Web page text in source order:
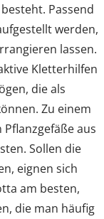
Passend
werden,
lassen.
Kletterhilfen
die als
Zu einem
aus
Sollen die
eignen sich
am besten,
die man häufig